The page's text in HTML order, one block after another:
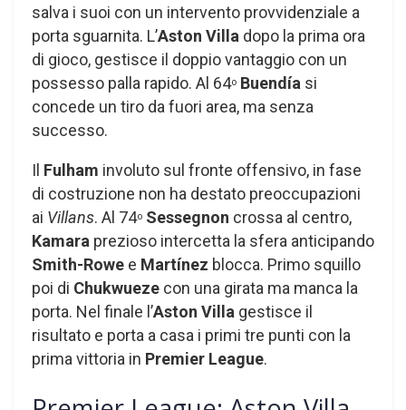
salva i suoi con un intervento provvidenziale a
porta sguarnita. L’Aston Villa dopo la prima ora
di gioco, gestisce il doppio vantaggio con un
possesso palla rapido. Al 64o Buendía si
concede un tiro da fuori area, ma senza
successo.
Il Fulham involuto sul fronte offensivo, in fase
di costruzione non ha destato preoccupazioni
ai Villans. Al 74o Sessegnon crossa al centro,
Kamara prezioso intercetta la sfera anticipando
Smith-Rowe e Martínez blocca. Primo squillo
poi di Chukwueze con una girata ma manca la
porta. Nel finale l’Aston Villa gestisce il
risultato e porta a casa i primi tre punti con la
prima vittoria in Premier League.